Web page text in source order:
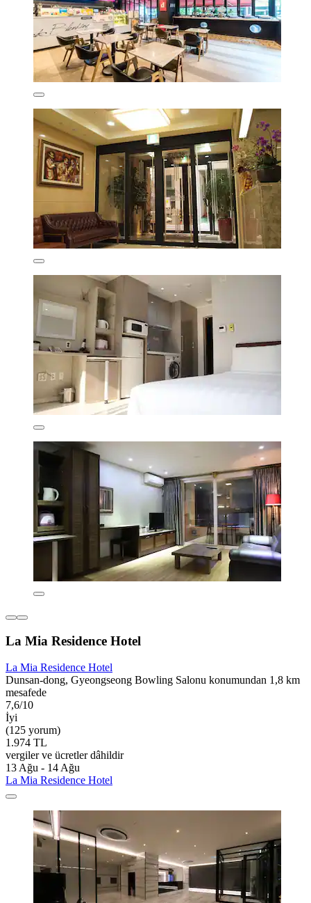
La Mia Residence Hotel
La Mia Residence Hotel
Dunsan-dong, Gyeongseong Bowling Salonu konumundan 1,8 km
mesafede
7,6/10
İyi
(125 yorum)
1.974 TL
vergiler ve ücretler dâhildir
13 Ağu - 14 Ağu
La Mia Residence Hotel